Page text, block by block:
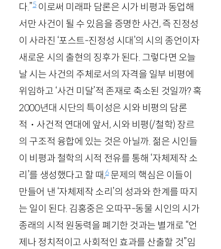
다.”5이로써 미래파 담론은 시가 비평과 동업해
서만 사건이 될 수 있음을 증명한 사건, 즉 진정성
이 사라진 ‘포스트-진정성 시대’의 시의 종언이자
새로운 시의 출현의 징후가 된다. 그렇다면 오늘
날 시는 사건의 주체로서의 자격을 일부 비평에
위임하고 ‘사건 미달’적 존재로 축소된 것일까? 혹
2000년대 시단의 특이성은 시와 비평의 담론
적・사건적 연대에 앞서, 시와 비평(/철학) 장르
의 구조적 융합에 있는 것은 아닐까. 젊은 시인들
이 비평과 철학의 시적 전유를 통해 ‘자체제작 소
리’를 생성했다고 할 때,6문제의 핵심은 이들이
만들어 낸 ‘자체제작 소리’의 성과와 한계를 따지
는 일이 된다. 김홍중은 오따꾸-동물 시인의 시가
종래의 시적 원동력을 폐기한 것과는 별개로 “언
제나 정치적이고 사회적인 효과를 산출할 것”임